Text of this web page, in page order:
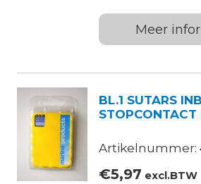
Meer
BL.1 SUTARS
STOPCONTACT
Artikelnummer:
€5,97 excl.BTW